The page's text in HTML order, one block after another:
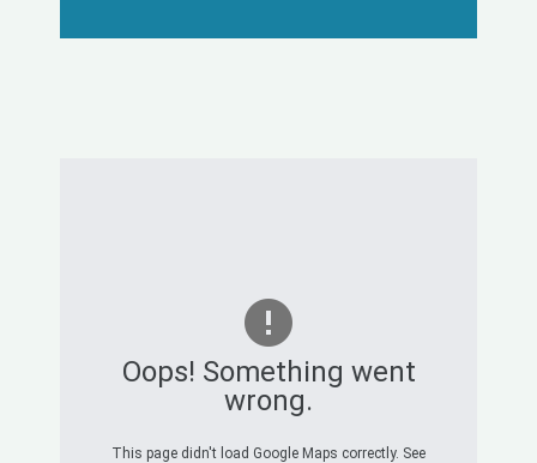
Oops! Something went
wrong.
This page didn't load Google Maps correctly. See